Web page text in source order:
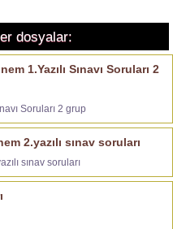
dosyalar:
1.Yazılı Sınavı Soruları 2
Soruları 2 grup
2.yazılı sınav soruları
sınav soruları